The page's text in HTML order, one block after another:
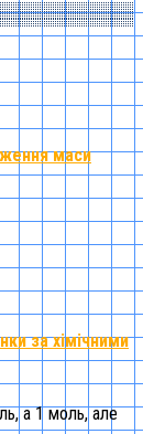
маси
за хімічними
а 1 моль, але